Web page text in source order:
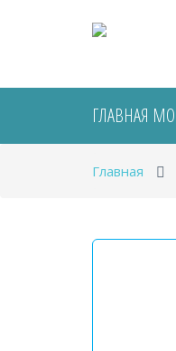
ГЛАВНАЯ
Главная